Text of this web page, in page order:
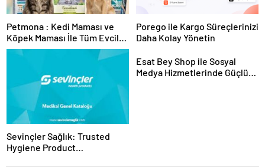
Petmona : Kedi Maması ve
Köpek Maması İle Tüm Evcil
Hayvan Ürünleri
Porego ile Kargo Süreçlerinizi
Daha Kolay Yönetin
Sevinçler Sağlık: Trusted
Hygiene Product
Esat Bey Shop ile Sosyal
Medya Hizmetlerinde Güçlü